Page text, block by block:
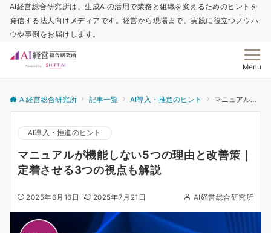
AI経営総合研究所は、生成AIの活用で業務と組織を変えるためのヒントを
発信する法人向けメディアです。経営から現場まで、実践に役立つノウハ
ウや事例をお届けします。
Menu
AI経営総合研究所 記事一覧 AI導入・推進のヒント マニュアルが機能しない5つの理由と改善策｜定着させる3つの視点も解説
AI導入・推進のヒント
マニュアルが機能しない5つの理由と改善策｜
定着させる3つの視点も解説
2025年6月16日 2025年7月21日 AI経営総合研究所